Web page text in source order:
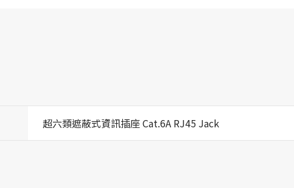
超六類遮蔽式資訊插座 Cat.6A RJ45 Jack